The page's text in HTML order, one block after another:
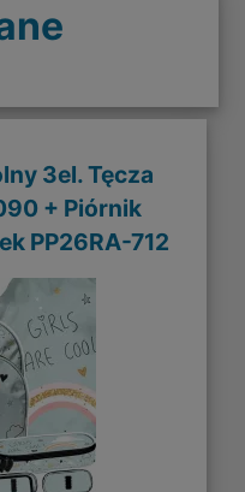
3el. Tęcza
+ Piórnik
PP26RA-712